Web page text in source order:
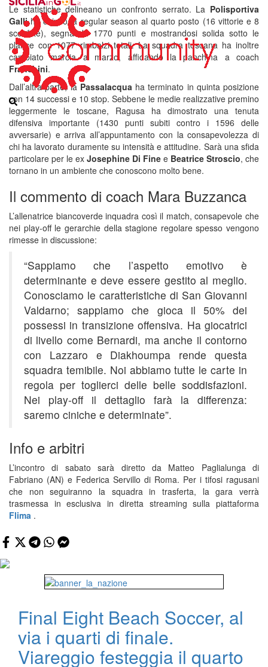
Le statistiche delineano un confronto serrato. La Polisportiva
Galliha chiuso la regular season al quarto posto (16 vittorie e 8
sconfitte), segnando 1770 punti e mostrandosi solida sotto le
plance con 1077 rimbalzi totali. La squadra toscana ha inoltre
cambiato marcia a marzo, affidando la panchina a coach
Franchini.
Dall’altra parte, la Passalacquaha terminato in quinta posizione
con 14 successi e 10 stop. Sebbene le medie realizzative premino
leggermente le toscane, Ragusa ha dimostrato una tenuta
difensiva importante (1430 punti subiti contro i 1596 delle
avversarie) e arriva all’appuntamento con la consapevolezza di
chi ha lavorato duramente su intensità e attitudine. Sarà una sfida
particolare per le ex Josephine Di Fine e Beatrice Stroscio, che
tornano in un ambiente che conoscono molto bene.
Il commento di coach Mara Buzzanca
L’allenatrice biancoverde inquadra così il match, consapevole che
nei play-off le gerarchie della stagione regolare spesso vengono
rimesse in discussione:
“Sappiamo che l’aspetto emotivo è
determinante e deve essere gestito al meglio.
Conosciamo le caratteristiche di San Giovanni
Valdarno; sappiamo che gioca il 50% dei
possessi in transizione offensiva. Ha giocatrici
di livello come Bernardi, ma anche il contorno
con Lazzaro e Diakhoumpa rende questa
squadra temibile. Noi abbiamo tutte le carte in
regola per toglierci delle belle soddisfazioni.
Nei play-off il dettaglio farà la differenza:
saremo ciniche e determinate”.
Info e arbitri
L’incontro di sabato sarà diretto da Matteo Paglialunga di
Fabriano (AN) e Federica Servillo di Roma. Per i tifosi ragusani
che non seguiranno la squadra in trasferta, la gara verrà
trasmessa in esclusiva in diretta streaming sulla piattaforma
Flima .
Final Eight Beach Soccer, al
via i quarti di finale.
Viareggio festeggia il quarto